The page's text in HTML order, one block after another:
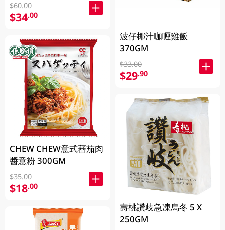
$60.00
$34.00
CHEW CHEW意式蕃茄肉
醬意粉 300GM
$35.00
$18.00
波仔椰汁咖喱雞飯
370GM
$33.00
$29.90
壽桃讚歧急凍烏冬 5 X
250GM